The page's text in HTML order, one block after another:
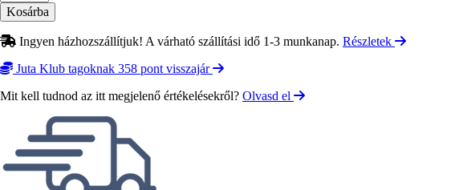
Ingyen házhozszállítjuk! A várható szállítási idő 1-3 munkanap. Részletek
Juta Klub tagoknak 358 pont visszajár
Mit kell tudnod az itt megjelenő értékelésekről? Olvasd el